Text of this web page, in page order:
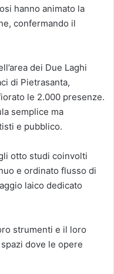
hanno animato la
confermando il
dei Due Laghi
di Pietrasanta,
le 2.000 presenze.
semplice ma
e pubblico.
otto studi coinvolti
e ordinato flusso di
laico dedicato
strumenti e il loro
dove le opere